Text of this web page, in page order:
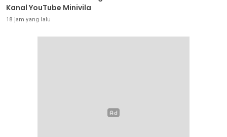
Kanal YouTube Minivila
18 jam yang lalu